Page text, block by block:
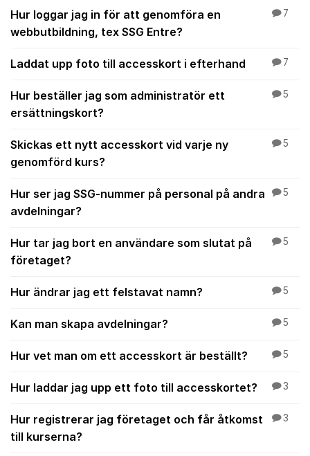
Hur loggar jag in för att genomföra en
webbutbildning, tex SSG Entre?
7
Laddat upp foto till accesskort i efterhand 7
Hur beställer jag som administratör ett
ersättningskort?
5
Skickas ett nytt accesskort vid varje ny
genomförd kurs?
5
Hur ser jag SSG-nummer på personal på andra
avdelningar?
5
Hur tar jag bort en användare som slutat på
företaget?
5
Hur ändrar jag ett felstavat namn? 5
Kan man skapa avdelningar? 5
Hur vet man om ett accesskort är beställt? 5
Hur laddar jag upp ett foto till accesskortet? 3
Hur registrerar jag företaget och får åtkomst
till kurserna?
3